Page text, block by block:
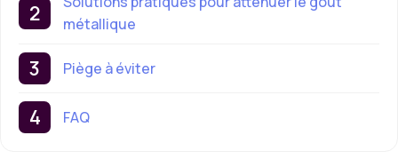
métallique
Piège à éviter
FAQ